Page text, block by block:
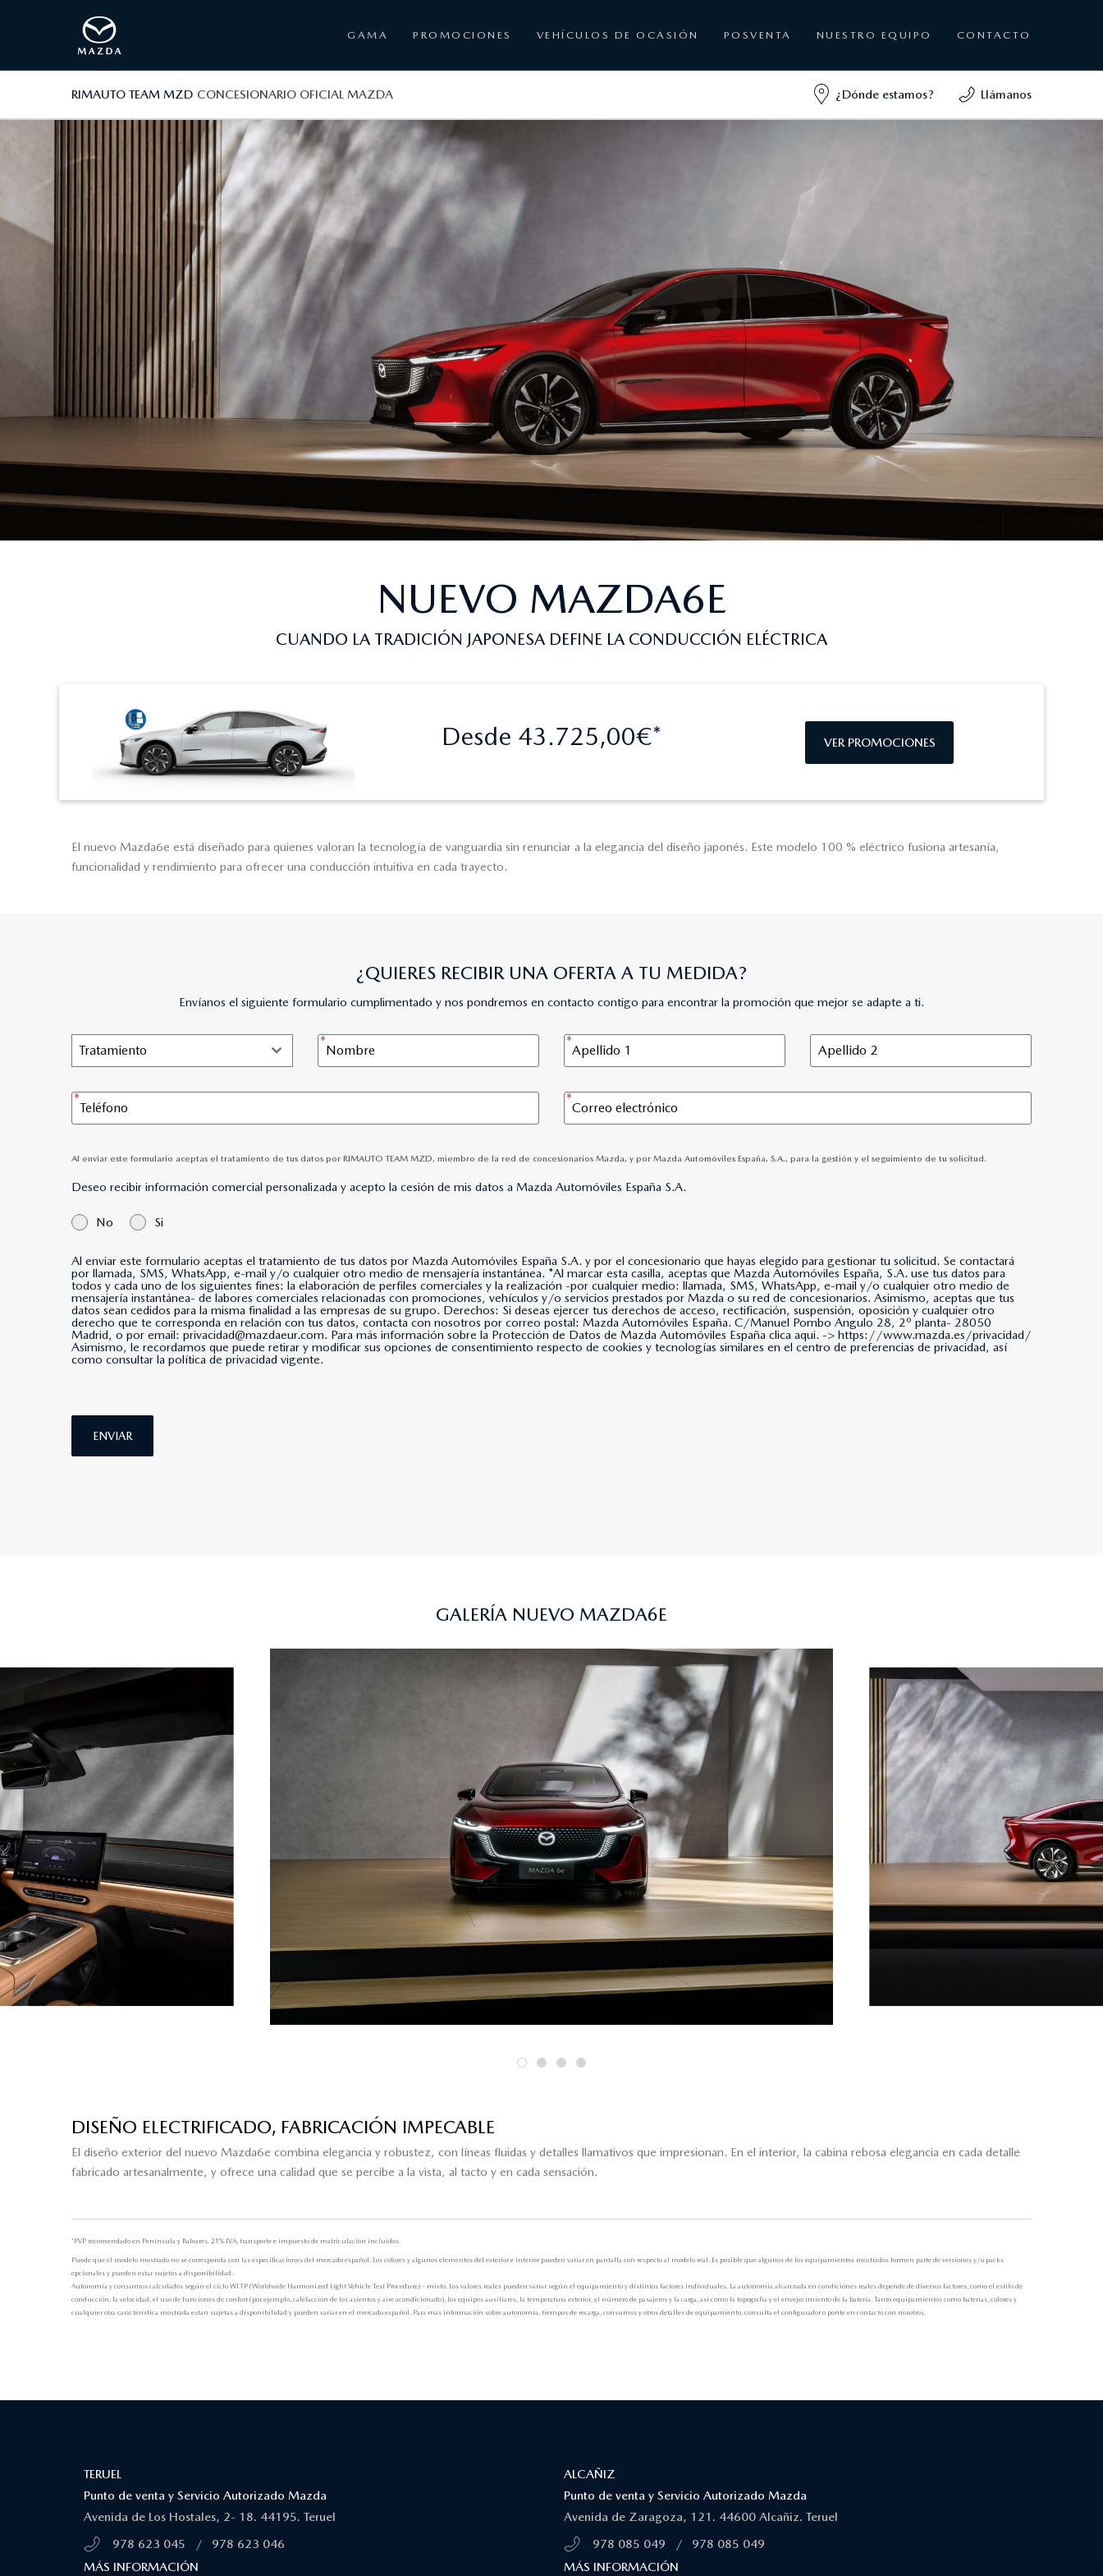
GAMA PROMOCIONES VEHÍCULOS DE OCASIÓN POSVENTA NUESTRO EQUIPO CONTACTO
RIMAUTO TEAM MZD CONCESIONARIO OFICIAL MAZDA ¿Dónde estamos? Llámanos
NUEVO MAZDA6E
CUANDO LA TRADICIÓN JAPONESA DEFINE LA CONDUCCIÓN ELÉCTRICA
Desde 43.725,00€* VER PROMOCIONES
El nuevo Mazda6e está diseñado para quienes valoran la tecnología de vanguardia sin renunciar a la elegancia del diseño japonés. Este modelo 100 % eléctrico fusiona artesanía,
funcionalidad y rendimiento para ofrecer una conducción intuitiva en cada trayecto.
¿QUIERES RECIBIR UNA OFERTA A TU MEDIDA?
Envíanos el siguiente formulario cumplimentado y nos pondremos en contacto contigo para encontrar la promoción que mejor se adapte a ti.
Tratamiento
Al enviar este formulario aceptas el tratamiento de tus datos por RIMAUTO TEAM MZD, miembro de la red de concesionarios Mazda, y por Mazda Automóviles España, S.A., para la gestión y el seguimiento de tu solicitud.
Deseo recibir información comercial personalizada y acepto la cesión de mis datos a Mazda Automóviles España S.A.
No Si
Al enviar este formulario aceptas el tratamiento de tus datos por Mazda Automóviles España S.A. y por el concesionario que hayas elegido para gestionar tu solicitud. Se contactará
por llamada, SMS, WhatsApp, e-mail y/o cualquier otro medio de mensajería instantánea. *Al marcar esta casilla, aceptas que Mazda Automóviles España, S.A. use tus datos para
todos y cada uno de los siguientes fines: la elaboración de perfiles comerciales y la realización -por cualquier medio: llamada, SMS, WhatsApp, e-mail y/o cualquier otro medio de
mensajería instantánea- de labores comerciales relacionadas con promociones, vehículos y/o servicios prestados por Mazda o su red de concesionarios. Asimismo, aceptas que tus
datos sean cedidos para la misma finalidad a las empresas de su grupo. Derechos: Si deseas ejercer tus derechos de acceso, rectificación, suspensión, oposición y cualquier otro
derecho que te corresponda en relación con tus datos, contacta con nosotros por correo postal: Mazda Automóviles España. C/Manuel Pombo Angulo 28, 2º planta- 28050
Madrid, o por email: privacidad@mazdaeur.com. Para más información sobre la Protección de Datos de Mazda Automóviles España clica aqui. -> https://www.mazda.es/privacidad/
Asimismo, le recordamos que puede retirar y modificar sus opciones de consentimiento respecto de cookies y tecnologías similares en el centro de preferencias de privacidad, así
como consultar la política de privacidad vigente.
ENVIAR
GALERÍA NUEVO MAZDA6E
DISEÑO ELECTRIFICADO, FABRICACIÓN IMPECABLE
El diseño exterior del nuevo Mazda6e combina elegancia y robustez, con líneas fluidas y detalles llamativos que impresionan. En el interior, la cabina rebosa elegancia en cada detalle
fabricado artesanalmente, y ofrece una calidad que se percibe a la vista, al tacto y en cada sensación.
*PVP recomendado en Península y Baleares. 21% IVA, transporte e impuesto de matriculación incluidos.
Puede que el modelo mostrado no se corresponda con las especificaciones del mercado español. Los colores y algunos elementos del exterior e interior pueden variar en pantalla con respecto al modelo real. Es posible que algunos de los equipamientos mostrados formen parte de versiones y/o packs
opcionales y pueden estar sujetos a disponibilidad.
Autonomía y consumos calculados según el ciclo WLTP (Worldwide Harmonized Light Vehicle Test Procedure) – mixto. Los valores reales pueden variar según el equipamiento y distintos factores individuales. La autonomía alcanzada en condiciones reales depende de diversos factores, como el estilo de
conducción, la velocidad, el uso de funciones de confort (por ejemplo, calefacción de los asientos y aire acondicionado), los equipos auxiliares, la temperatura exterior, el número de pasajeros y la carga, así como la topografía y el envejecimiento de la batería. Tanto equipamientos como baterías, colores y
cualquier otra característica mostrada están sujetas a disponibilidad y pueden variar en el mercado español. Para más información sobre autonomía, tiempos de recarga, consumos y otros detalles de equipamiento, consulta el configurador o ponte en contacto con nosotros.
TERUEL
Punto de venta y Servicio Autorizado Mazda
Avenida de Los Hostales, 2- 18. 44195. Teruel
978 623 045
/
978 623 046
MÁS INFORMACIÓN
ALCAÑIZ
Punto de venta y Servicio Autorizado Mazda
Avenida de Zaragoza, 121. 44600 Alcañiz. Teruel
978 085 049
/
978 085 049
MÁS INFORMACIÓN